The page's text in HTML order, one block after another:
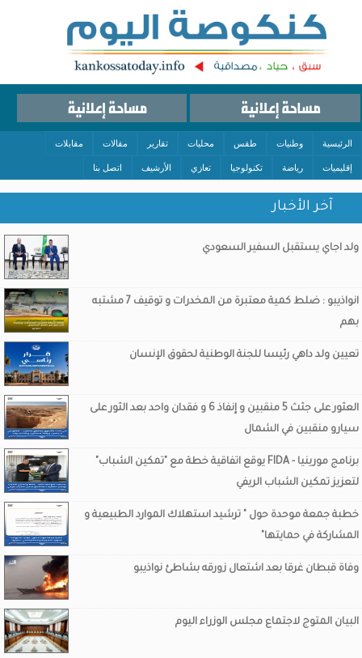
الرئيسية وطنيات طقس محليات تقارير مقالات مقابلات
إقليميات رياضة تكنولوجيا تعازي الأرشيف اتصل بنا
آخر الأخبار
ولد اجاي يستقبل السفير السعودي
انواذيبو : ضلط كمية معتبرة من المخدرات و توقيف 7 مشتبه
بهم
تعيين ولد داهي رئيسا للجنة الوطنية لحقوق الإنسان
العثور على جثث 5 منقبين و إنفاذ 6 و فقدان واحد بعد الثور على
سيارو منقبين في الشمال
برنامج مورينيا - FIDA يوقع اتفاقية خطة مع "تمكين الشباب"
لتعزيز تمكين الشباب الريفي
خطبة جمعة موحدة حول " ترشيد استهلاك الموارد الطبيعية و
المشاركة في حمايتها"
وفاة قبطان غرقا بعد اشتعال زورقه بشاطئ نواذيبو
البيان المتوج لاجتماع مجلس الوزراء اليوم